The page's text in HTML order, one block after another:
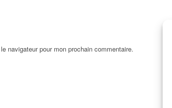
navigateur pour mon prochain commentaire.